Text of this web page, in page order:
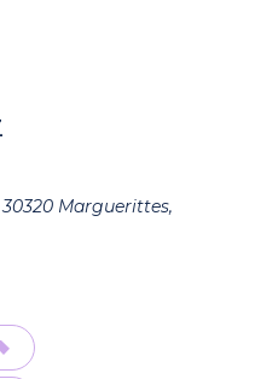
Marguerittes,